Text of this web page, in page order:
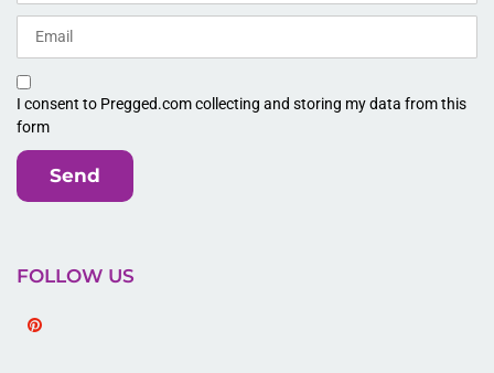
I consent to Pregged.com collecting and storing my data from this
form
Send
FOLLOW US